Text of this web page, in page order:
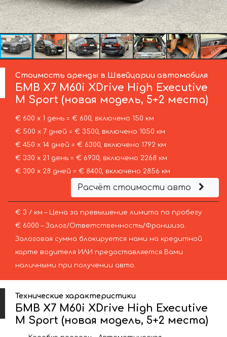
Стоимость аренды в Швейцарии автомобиля
БМВ X7 M60i XDrive High Executive
M Sport (новая модель, 5+2 места)
€ 600 х 1 день = € 600, включено 150 км
€ 500 х 7 дней = € 3500, включено 1050 км
€ 450 х 14 дней = € 6300, включено 1792 км
€ 330 х 21 день = € 6930, включено 2268 км
€ 300 х 28 дней = € 8400, включено 2856 км
Расчёт стоимости авто
€ 3 / км – Цена за превышение лимита по пробегу
€ 6000 – Залог/Ответственность/Франшиза.
Залоговая сумма блокируется нами на кредитной
карте водителя ИЛИ предоставляется Вами
наличными при получении авто.
Технические характеристики
БМВ X7 M60i XDrive High Executive
M Sport (новая модель, 5+2 места)